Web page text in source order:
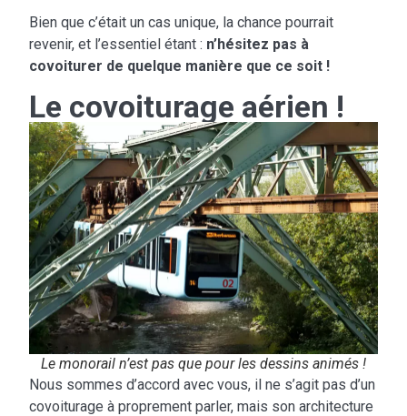
Bien que c’était un cas unique, la chance pourrait
revenir, et l’essentiel étant : n’hésitez pas à
covoiturer de quelque manière que ce soit !
Le covoiturage aérien !
Le monorail n’est pas que pour les dessins animés !
Nous sommes d’accord avec vous, il ne s’agit pas d’un
covoiturage à proprement parler, mais son architecture